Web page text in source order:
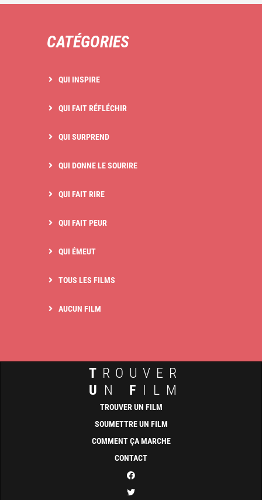
CATÉGORIES
QUI INSPIRE
QUI FAIT RÉFLÉCHIR
QUI SURPREND
QUI DONNE LE SOURIRE
QUI FAIT RIRE
QUI FAIT PEUR
QUI ÉMEUT
TOUS LES FILMS
AUCUN FILM
T ROUVER
U N F ILM
TROUVER UN FILM
SOUMETTRE UN FILM
COMMENT ÇA MARCHE
CONTACT